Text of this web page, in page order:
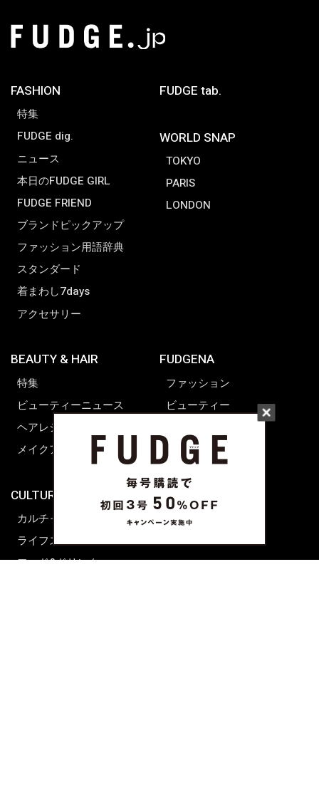
FASHION
特集
FUDGE dig.
ニュース
本日のFUDGE GIRL
FUDGE FRIEND
ブランドピックアップ
ファッション用語辞典
スタンダード
着まわし7days
アクセサリー
FUDGE tab.
WORLD SNAP
TOKYO
PARIS
LONDON
BEAUTY & HAIR
特集
ビューティーニュース
ヘアレシピ ストーリーズ
メイクアップティップス
CULTURE & LIFE
カルチャー
ライフスタイル
フード&ドリンク
FUDGENA
ファッション
ビューティー
ライフスタイル